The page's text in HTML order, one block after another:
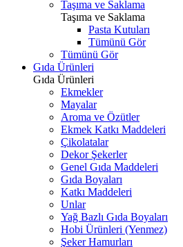
Taşıma ve Saklama
Taşıma ve Saklama
Pasta Kutuları
Tümünü Gör
Tümünü Gör
Gıda Ürünleri
Gıda Ürünleri
Ekmekler
Mayalar
Aroma ve Özütler
Ekmek Katkı Maddeleri
Çikolatalar
Dekor Şekerler
Genel Gıda Maddeleri
Gıda Boyaları
Katkı Maddeleri
Unlar
Yağ Bazlı Gıda Boyaları
Hobi Ürünleri (Yenmez)
Şeker Hamurları